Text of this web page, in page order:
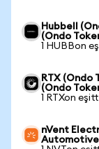
Hubbell
(Ondo
1 HUBBon
RTX
(Ondo
1 RTXon
nVent
Automotive